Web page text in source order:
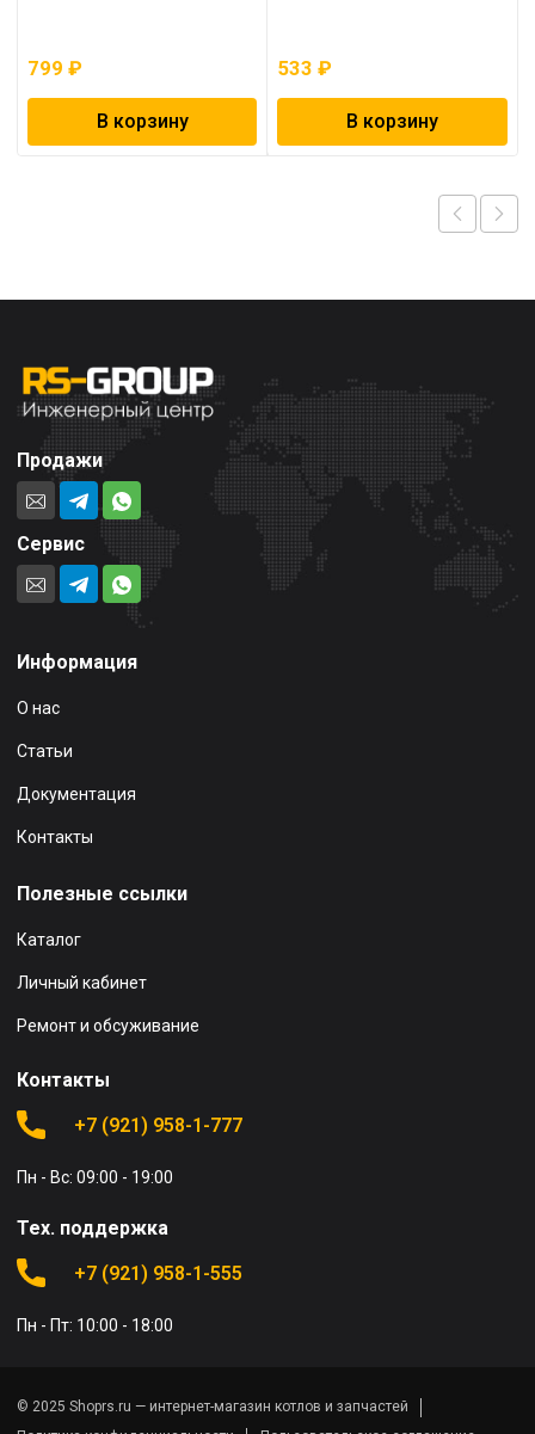
799 ₽
В корзину
533₽
В корзину
Продажи
Сервис
Информация
О нас
Статьи
Документация
Контакты
Полезные ссылки
Каталог
Личный кабинет
Ремонт и обсуживание
Контакты
+7 (921) 958-1-777
Пн - Вс: 09:00 - 19:00
Тех. поддержка
+7 (921) 958-1-555
Пн - Пт: 10:00 - 18:00
© 2025 Shoprs.ru — интернет-магазин котлов и запчастей